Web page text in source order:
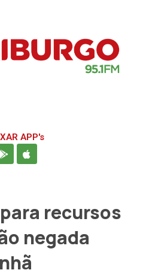
APP's
recursos
negada